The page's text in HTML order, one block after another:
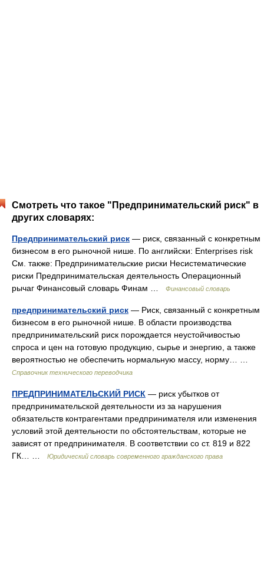
Смотреть что такое "Предпринимательский риск" в
других словарях:
Предпринимательский риск — риск, связанный с конкретным
бизнесом в его рыночной нише. По английски: Enterprises risk
См. также: Предпринимательские риски Несистематические
риски Предпринимательская деятельность Операционный
рычаг Финансовый словарь Финам …
Финансовый словарь
предпринимательский риск — Риск, связанный с конкретным
бизнесом в его рыночной нише. В области производства
предпринимательский риск порождается неустойчивостью
спроса и цен на готовую продукцию, сырье и энергию, а также
вероятностью не обеспечить нормальную массу, норму… …
Справочник технического переводчика
ПРЕДПРИНИМАТЕЛЬСКИЙ РИСК — риск убытков от
предпринимательской деятельности из за нарушения
обязательств контрагентами предпринимателя или изменения
условий этой деятельности по обстоятельствам, которые не
зависят от предпринимателя. В соответствии со ст. 819 и 822
ГК… …
Юридический словарь современного гражданского права